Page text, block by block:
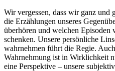
Wir vergessen, dass wir ganz
die Erzählungen unseres
überhören und welchen Episoden
schenken. Unsere persönliche
wahrnehmen führt die Regie.
Wahrnehmung ist in Wirklichkeit
eine Perspektive – unsere